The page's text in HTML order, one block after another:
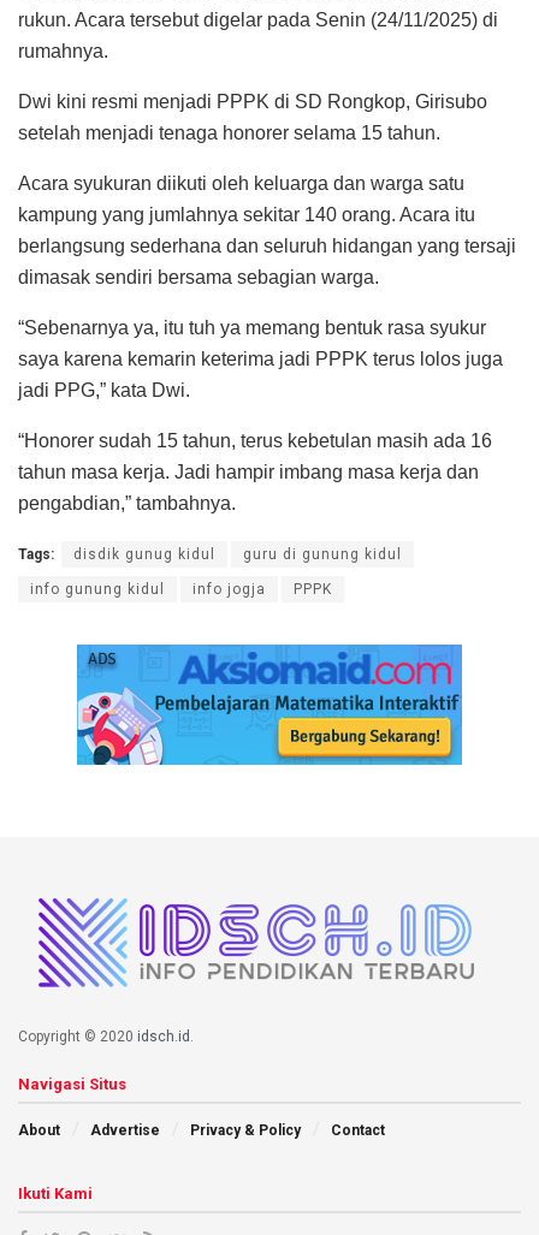
rukun. Acara tersebut digelar pada Senin (24/11/2025) di
rumahnya.
Dwi kini resmi menjadi PPPK di SD Rongkop, Girisubo
setelah menjadi tenaga honorer selama 15 tahun.
Acara syukuran diikuti oleh keluarga dan warga satu
kampung yang jumlahnya sekitar 140 orang. Acara itu
berlangsung sederhana dan seluruh hidangan yang tersaji
dimasak sendiri bersama sebagian warga.
“Sebenarnya ya, itu tuh ya memang bentuk rasa syukur
saya karena kemarin keterima jadi PPPK terus lolos juga
jadi PPG,” kata Dwi.
“Honorer sudah 15 tahun, terus kebetulan masih ada 16
tahun masa kerja. Jadi hampir imbang masa kerja dan
pengabdian,” tambahnya.
Tags: disdik gunug kidul guru di gunung kidul
info gunung kidul info jogja PPPK
Copyright © 2020 idsch.id
Navigasi Situs
About Advertise Privacy & Policy Contact
Ikuti Kami